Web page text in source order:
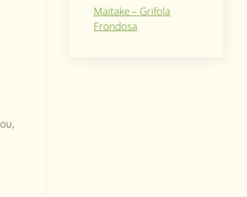
Maitake – Grifola
Frondosa